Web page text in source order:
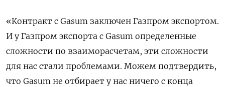
«Контракт с Gasum заключен Газпром экспортом.
И у Газпром экспорта с Gasum определенные
сложности по взаиморасчетам, эти сложности
для нас стали проблемами. Можем подтвердить,
что Gasum не отбирает у нас ничего с конца